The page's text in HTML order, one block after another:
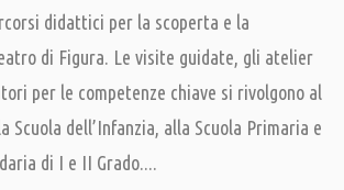
didattici per la scoperta e la
di Figura. Le visite guidate, gli atelier
per le competenze chiave si rivolgono al
Scuola dell’Infanzia, alla Scuola Primaria e
di I e II Grado....